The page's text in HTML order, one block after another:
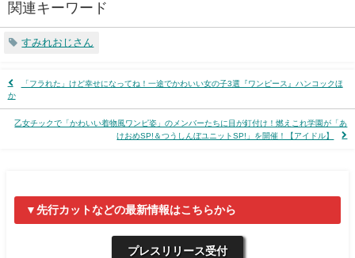
関連キーワード
すみれおじさん
「フラれた」けど幸せになってね！一途でかわいい女の子3選『ワンピース』ハンコックほ
か
乙女チックで「かわいい着物風ワンピ姿」のメンバーたちに目が釘付け！燃えこれ学園が「あ
けおめSP!＆つうしんぼユニットSP!」を開催！【アイドル】
▼先行カットなどの最新情報はこちらから
プレスリリース受付